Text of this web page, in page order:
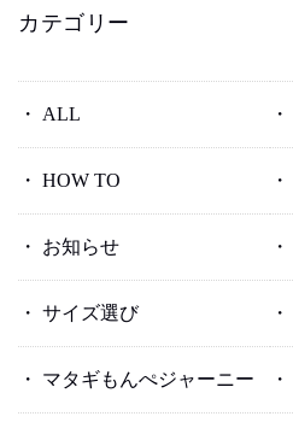
カテゴリー
ALL
HOW TO
お知らせ
サイズ選び
マタギもんぺジャーニー